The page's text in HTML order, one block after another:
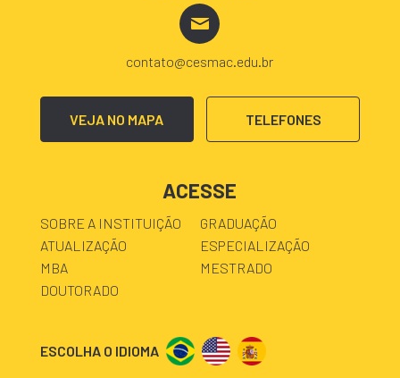
contato@cesmac.edu.br
VEJA NO MAPA TELEFONES
ACESSE
SOBRE A INSTITUIÇÃO
GRADUAÇÃO
ATUALIZAÇÃO
ESPECIALIZAÇÃO
MBA
MESTRADO
DOUTORADO
ESCOLHA O IDIOMA